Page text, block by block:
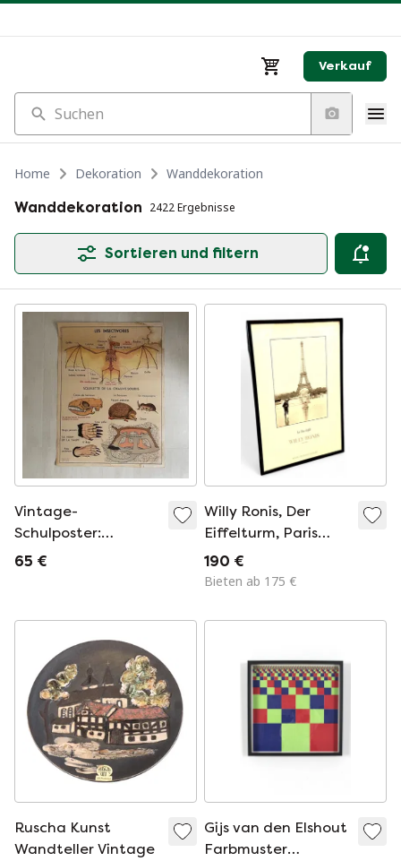
Verkauf
Suchen
Home Dekoration
Wanddekoration
Wanddekoration 2422 Ergebnisse
Sortieren und filtern
Vintage-
Schulposter:
Insektenfressende
65 €
Willy Ronis, Der
Eiffelturm, Paris
1964, Fotoplakat
190 €
Bieten ab 175 €
Ruscha Kunst
Wandteller Vintage
Gijs van den Elshout
Farbmuster